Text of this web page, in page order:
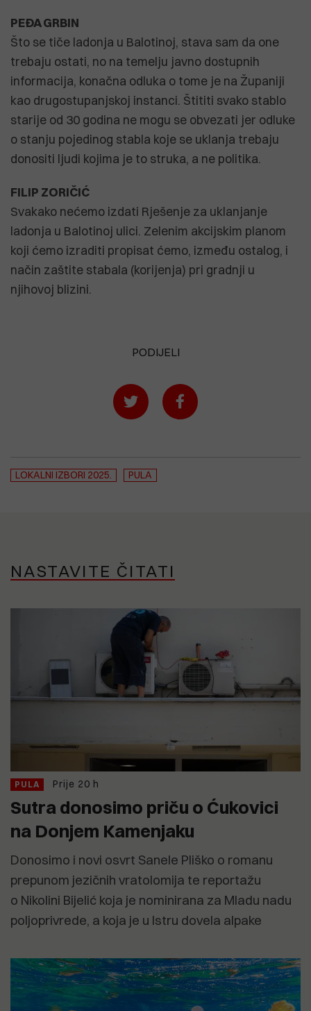
PEĐA GRBIN
Što se tiče ladonja u Balotinoj, stava sam da one
trebaju ostati, no na temelju javno dostupnih
informacija, konačna odluka o tome je na Županiji
kao drugostupanjskoj instanci. Štititi svako stablo
starije od 30 godina ne mogu se obvezati jer odluke
o stanju pojedinog stabla koje se uklanja trebaju
donositi ljudi kojima je to struka, a ne politika.
FILIP ZORIČIĆ
Svakako nećemo izdati Rješenje za uklanjanje
ladonja u Balotinoj ulici. Zelenim akcijskim planom
koji ćemo izraditi propisat ćemo, između ostalog, i
način zaštite stabala (korijenja) pri gradnji u
njihovoj blizini.
PODIJELI
LOKALNI IZBORI 2025. PULA
NASTAVITE ČITATI
PULA Prije 20 h
Sutra donosimo priču o Ćukovici
na Donjem Kamenjaku
Donosimo i novi osvrt Sanele Pliško o romanu
prepunom jezičnih vratolomija te reportažu
o Nikolini Bijelić koja je nominirana za Mladu nadu
poljoprivrede, a koja je u Istru dovela alpake